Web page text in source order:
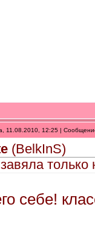
11.08.2010, 12:25 |
(BelkInS)
себе!